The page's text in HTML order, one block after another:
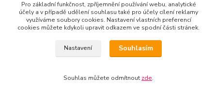
info@dasix.cz
DASIX spol. s r.o.
Pro základní funkčnost, zpříjemnění používání webu, analytické
účely a v případě udělení souhlasu také pro účely cílení reklamy
využíváme soubory cookies. Nastavení vlastních preferencí
cookies můžete kdykoli upravit odkazem ve spodní části stránek.
Nastavení Souhlasím
Souhlas můžete odmítnout zde.